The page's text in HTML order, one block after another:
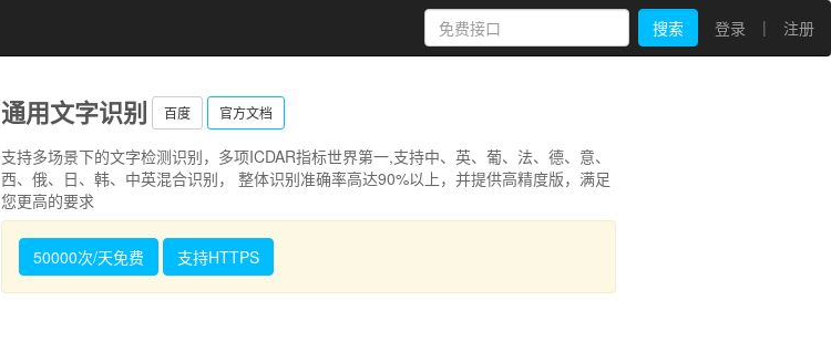
搜索 登录 | 注册
通用文字识别 百度 官方文档
支持多场景下的文字检测识别，多项ICDAR指标世界第一,支持中、英、葡、法、德、意、
西、俄、日、韩、中英混合识别， 整体识别准确率高达90%以上，并提供高精度版，满足
您更高的要求
50000次/天免费 支持HTTPS